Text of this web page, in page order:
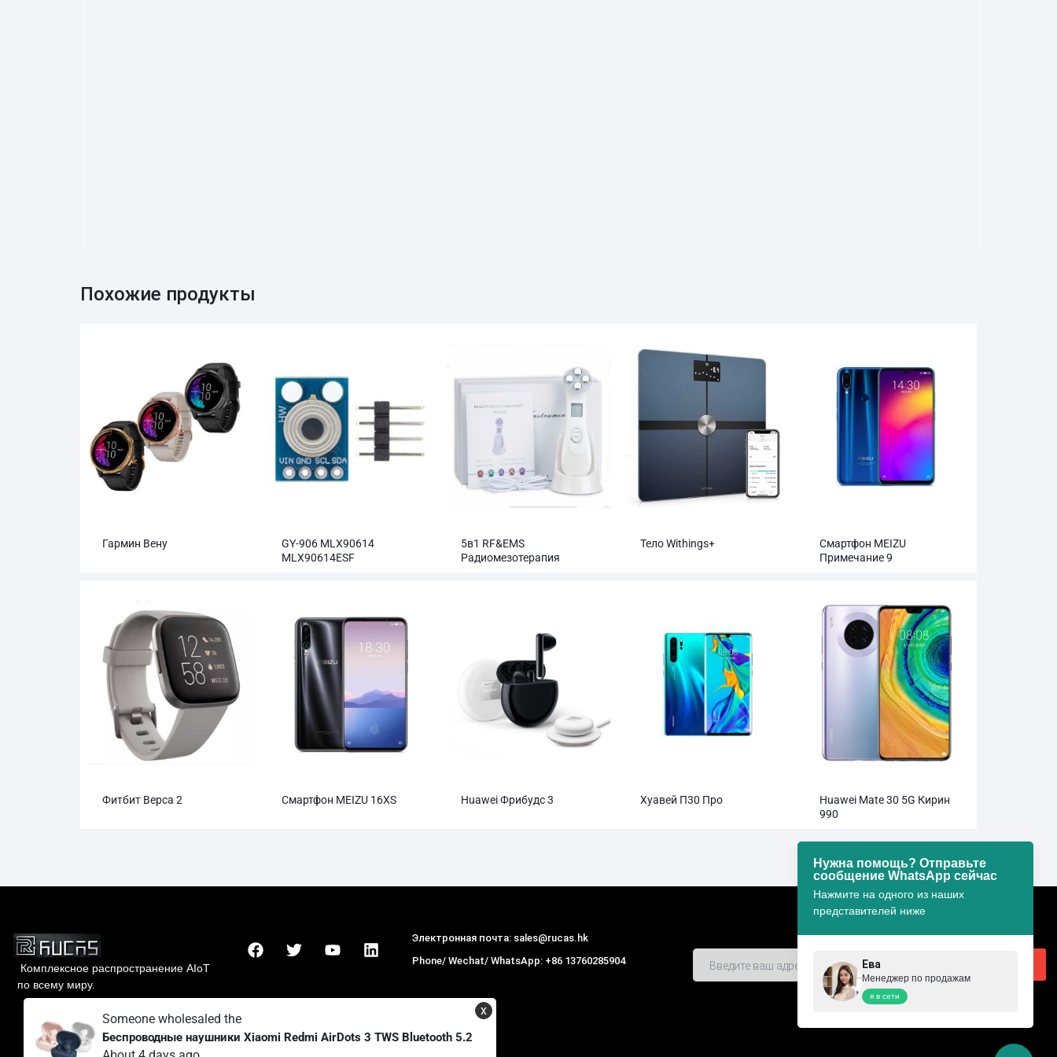
Похожие продукты
Гармин Вену
GY-906 MLX90614
MLX90614ESF
5в1 RF&EMS
Радиомезотерапия
Тело Withings+
Смартфон MEIZU
Примечание 9
Фитбит Верса 2 Смартфон MEIZU 16XS Huawei Фрибудс 3 Хуавей П30 Про
Huawei Mate 30 5G Кирин
990
Комплексное распространение AIoT
по всему миру.
Гонконг Rucas Technology Co., Ltd.
Электронная почта: sales@rucas.hk
Phone/ Wechat/ WhatsApp: +86 13760285904
авторизованный дистрибьютор
экологической сети Xiaomi в Китае
Нужна помощь? Отправьте
сообщение WhatsApp сейчас
Нажмите на одного из наших
представителей ниже
Ева
Менеджер по продажам
я в сети
Someone wholesaled the
Беспроводные наушники Xiaomi Redmi AirDots 3 TWS Bluetooth 5.2
x